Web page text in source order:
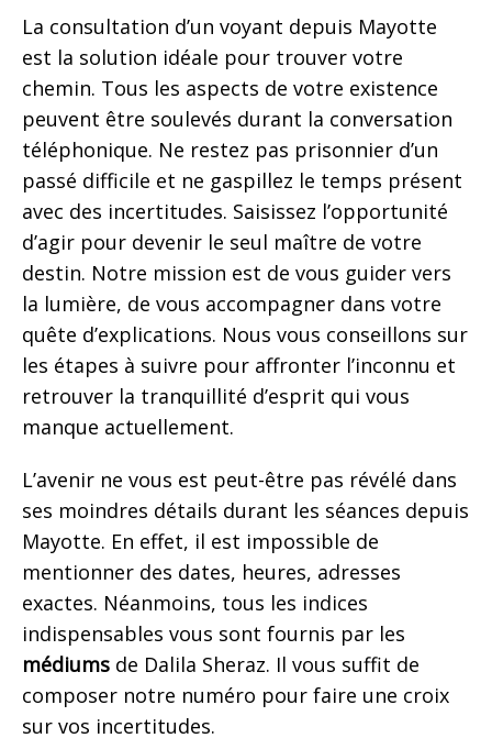
La consultation d’un voyant depuis Mayotte
est la solution idéale pour trouver votre
chemin. Tous les aspects de votre existence
peuvent être soulevés durant la conversation
téléphonique. Ne restez pas prisonnier d’un
passé difficile et ne gaspillez le temps présent
avec des incertitudes. Saisissez l’opportunité
d’agir pour devenir le seul maître de votre
destin. Notre mission est de vous guider vers
la lumière, de vous accompagner dans votre
quête d’explications. Nous vous conseillons sur
les étapes à suivre pour affronter l’inconnu et
retrouver la tranquillité d’esprit qui vous
manque actuellement.
L’avenir ne vous est peut-être pas révélé dans
ses moindres détails durant les séances depuis
Mayotte. En effet, il est impossible de
mentionner des dates, heures, adresses
exactes. Néanmoins, tous les indices
indispensables vous sont fournis par les
médiums de Dalila Sheraz. Il vous suffit de
composer notre numéro pour faire une croix
sur vos incertitudes.